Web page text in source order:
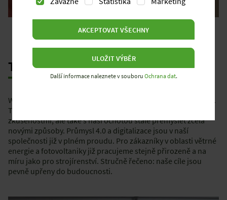
TRADICESE POTKÁVÁ SINOVACEMI
Wieland je rodinný podnik s historií a tradicí. Jsme na to hrdí.
To, že jsme dnes tak úspěšní, jistě hodně souvisí s našimi
zkušenostmi, ale také s naší ochotou stále přemýšlet zcela
novými způsoby. Průmysl 4.0 a digitalizace jsou v naší
společnosti již v plném proudu. Pro zákazníky v oblasti větrné
energie a fotovoltaniky již pracujeme stejně přirozeně a na
míru jako pro strojírenství. Stručně řečeno: naše cíle jsou
pevně upřeny do budoucnosti.
AKCEPTOVAT VŠECHNY
ULOŽIT VÝBĚR
Další informace naleznete v souboru Ochrana dat.